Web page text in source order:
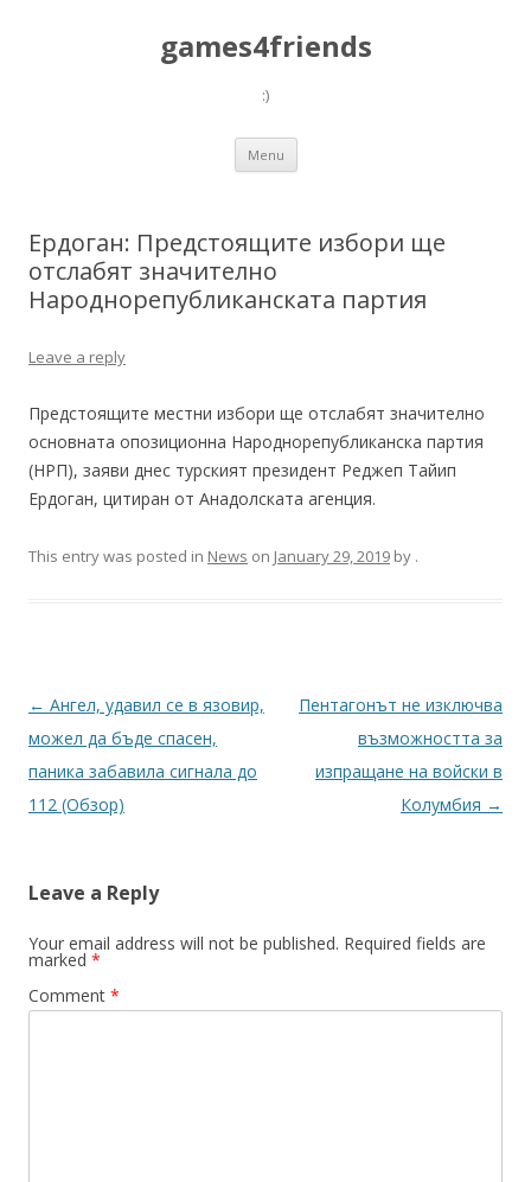
games4friends
:)
Menu Skip
content
Ердоган: Предстоящите избори ще
отслабят значително
Народнорепубликанската партия
Leave a reply
Предстоящите местни избори ще отслабят значително
основната опозиционна Народнорепубликанска партия
(НРП), заяви днес турският президент Реджеп Тайип
Ердоган, цитиран от Анадолската агенция.
This entry was posted in News on January 29, 2019 by .
Post
navigation
← Ангел, удавил се в язовир,
можел да бъде спасен,
паника забавила сигнала до
112 (Обзор)
Пентагонът не изключва
възможността за
изпращане на войски в
Колумбия →
Leave a Reply
Your email address will not be published. Required fields are
marked *
Comment *